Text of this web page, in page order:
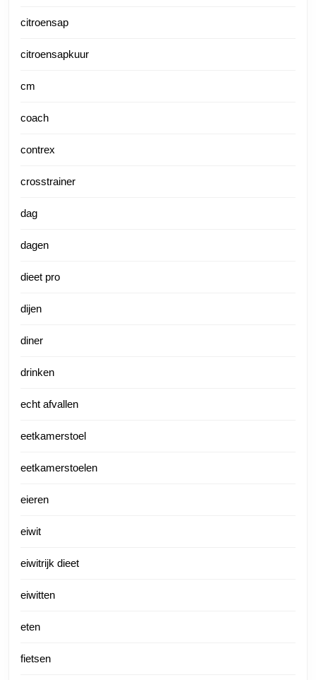
citroensap
citroensapkuur
cm
coach
contrex
crosstrainer
dag
dagen
dieet pro
dijen
diner
drinken
echt afvallen
eetkamerstoel
eetkamerstoelen
eieren
eiwit
eiwitrijk dieet
eiwitten
eten
fietsen